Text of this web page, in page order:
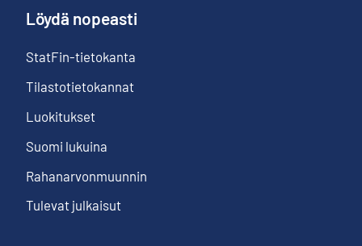
Löydä nopeasti
StatFin-tietokanta
Tilastotietokannat
Luokitukset
Suomi lukuina
Rahanarvonmuunnin
Tulevat julkaisut